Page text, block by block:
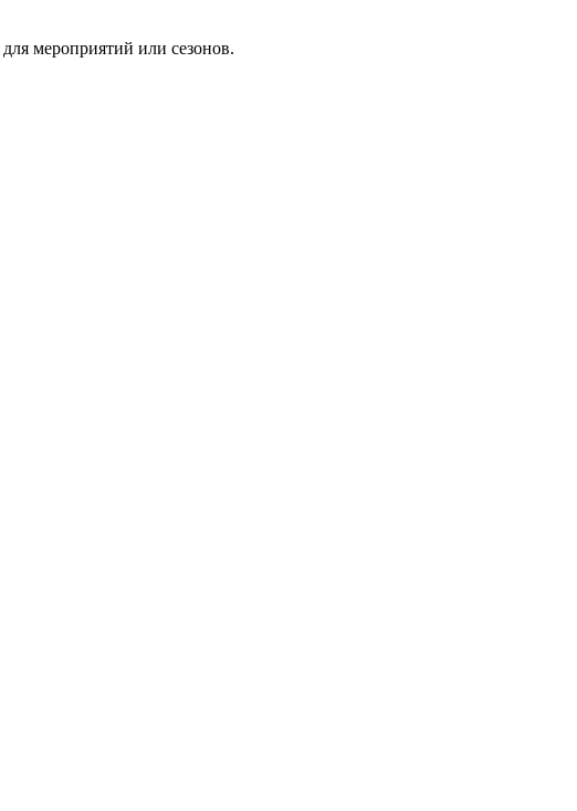
мероприятий или сезонов.